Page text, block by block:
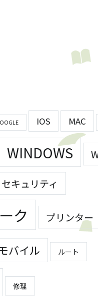
IOS MAC
WINDOWS
セキュリティ
ク プリンター
バイル ルート
修理